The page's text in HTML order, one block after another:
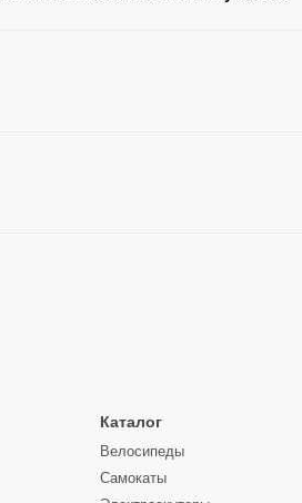
Каталог
Велосипеды
Самокаты